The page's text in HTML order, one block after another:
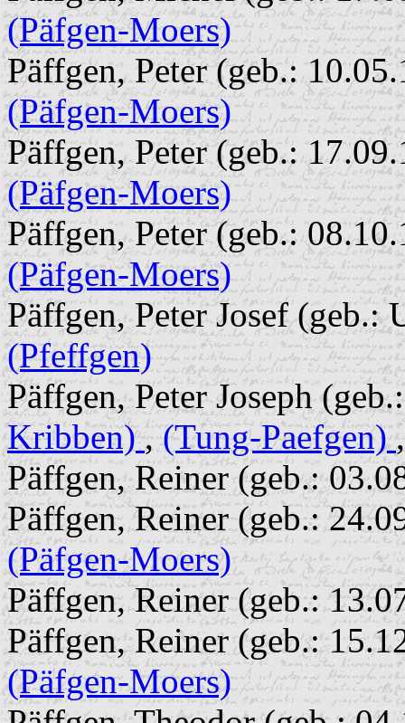
(Päfgen-Moers)
Päffgen, Peter (geb.:
(Päfgen-Moers)
Päffgen, Peter (geb.:
(Päfgen-Moers)
Päffgen, Peter (geb.:
(Päfgen-Moers)
Päffgen, Peter Josef
(Pfeffgen)
Päffgen, Peter Joseph
Kribben),(Tung-Paefgen)
Päffgen, Reiner (geb.:
Päffgen, Reiner (geb.:
(Päfgen-Moers)
Päffgen, Reiner (geb.:
Päffgen, Reiner (geb.:
(Päfgen-Moers)